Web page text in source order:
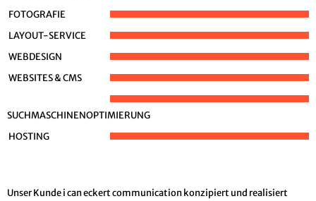
FOTOGRAFIE
LAYOUT-SERVICE
WEBDESIGN
WEBSITES & CMS
SUCHMASCHINENOPTIMIERUNG
HOSTING
Unser Kunde i can eckert communication konzipiert und realisiert